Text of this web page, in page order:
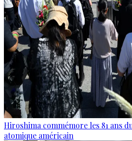
Hiroshima commémore les 81 ans
atomique américain